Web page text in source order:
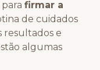
firmar a
de cuidados
resultados e
algumas